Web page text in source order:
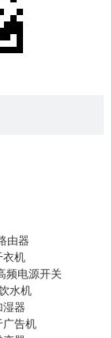
由器
衣机
频电源开关
水机
器
告机